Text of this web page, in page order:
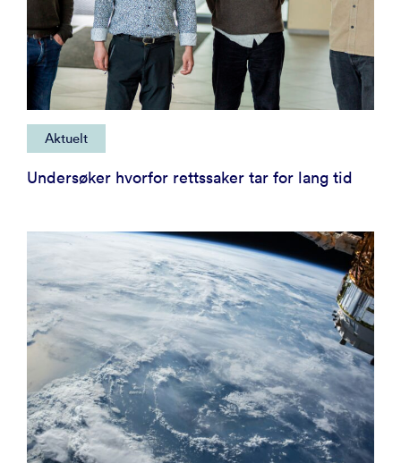
Aktuelt
Undersøker hvorfor rettssaker tar for lang tid